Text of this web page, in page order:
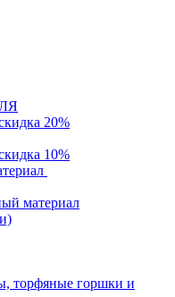
20%
10%
материал
торфяные горшки и